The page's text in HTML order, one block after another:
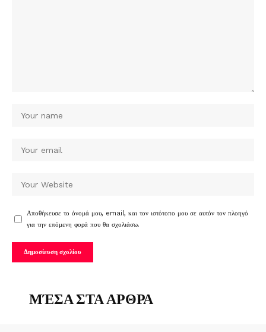
Αποθήκευσε το όνομά μου, email, και τον ιστότοπο μου σε αυτόν τον πλοηγό
για την επόμενη φορά που θα σχολιάσω.
ΜΈΣΑ ΣΤΑ ΑΡΘΡΑ